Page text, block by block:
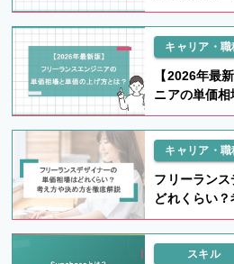
キャリア・職
【2026年最
ニアの単価相
キャリア・職
フリーラン
どれくらい
説
スキル